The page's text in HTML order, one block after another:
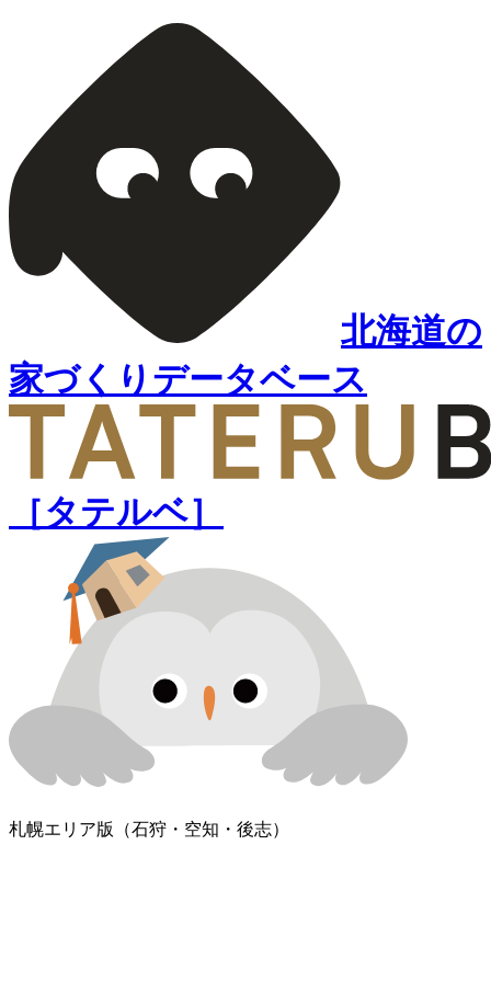
北海道の
家づくりデータベース
［タテルベ］
札幌エリア版 （石狩・空知・後志）